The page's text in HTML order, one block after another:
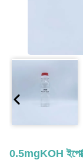
0.5mgKOH ইপোক্সি